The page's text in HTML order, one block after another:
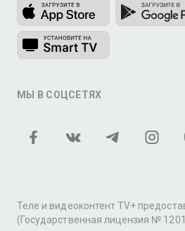
МЫ В СОЦСЕТЯХ
Теле и видеоконтент TV+
(Государственная лицензия №